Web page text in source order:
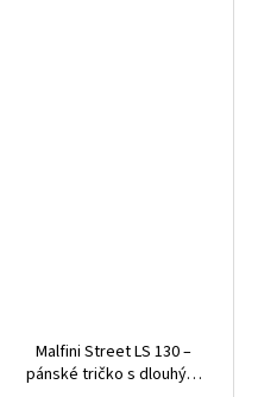
Malfini Street LS 130 –
pánské tričko s dlouhým